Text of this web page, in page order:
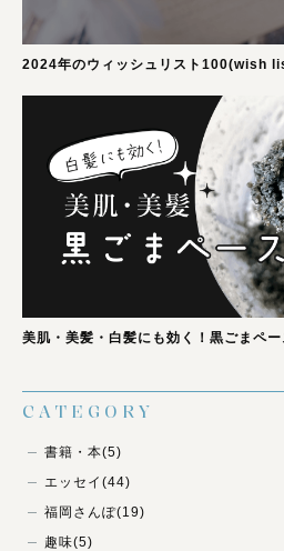
2024年のウィッシュリスト100(wish
美肌・美髪・白髪にも効く！黒ごまペ
CATEGORY
書籍・本(5)
エッセイ (44)
福岡さんぽ(19)
趣味(5)